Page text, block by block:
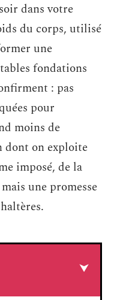
dans votre
du corps, utilisé
une
fondations
: pas
pour
moins de
dont on exploite
imposé, de la
une promesse